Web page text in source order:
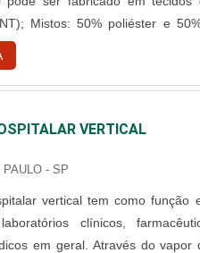
50% poliéster e 50% algodão. O
em diferentes
do campo cirúrgico A principal
VERTICAL
- SP
vertical tem como função
clínicos,
em geral. Através do